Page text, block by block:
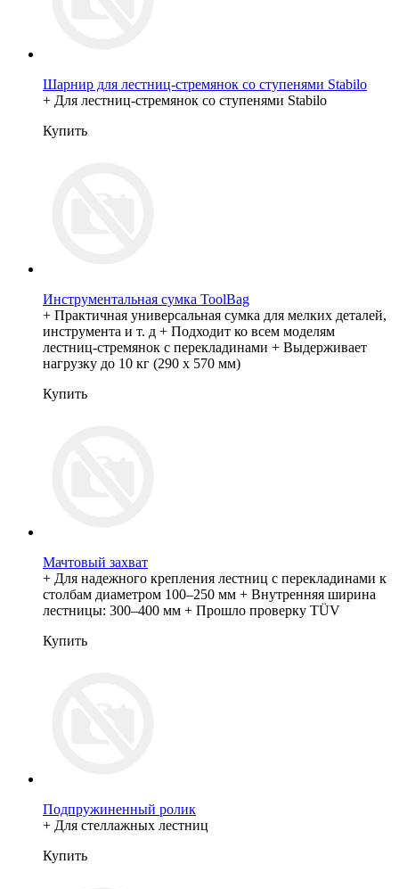
Шарнир для лестниц-стремянок со ступенями Stabilo
+ Для лестниц-стремянок со ступенями Stabilo
Купить
Инструментальная сумка ToolBag
+ Практичная универсальная сумка для мелких деталей,
инструмента и т. д + Подходит ко всем моделям
лестниц-стремянок с перекладинами + Выдерживает
нагрузку до 10 кг (290 х 570 мм)
Купить
Мачтовый захват
+ Для надежного крепления лестниц с перекладинами к
столбам диаметром 100–250 мм + Внутренняя ширина
лестницы: 300–400 мм + Прошло проверку TÜV
Купить
Подпружиненный ролик
+ Для стеллажных лестниц
Купить